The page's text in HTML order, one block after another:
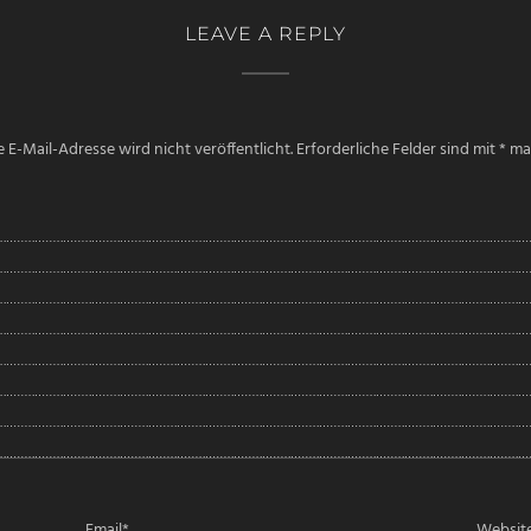
LEAVE A REPLY
E-Mail-Adresse wird nicht veröffentlicht.Erforderliche Felder sind mit*